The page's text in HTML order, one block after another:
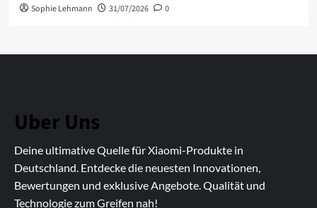
Sophie Lehmann 31/07/2026 0
Uber Uns
Deine ultimative Quelle für Xiaomi-Produkte in
Deutschland. Entdecke die neuesten Innovationen,
Bewertungen und exklusive Angebote. Qualität und
Technologie zum Greifen nah!